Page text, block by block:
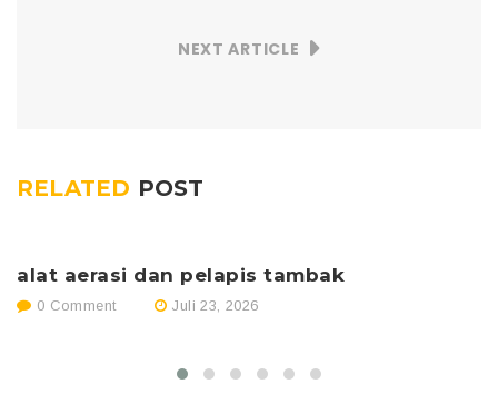
NEXT ARTICLE
RELATED POST
alat aerasi dan pelapis tambak
0 Comment Juli 23, 2026